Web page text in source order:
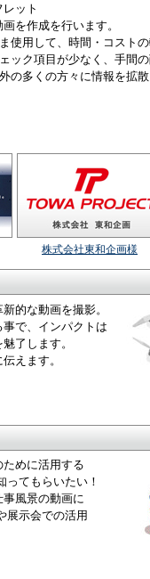
ット
を作成を行います。
用して、時間・コストの
ク項目が少なく、手間の
多くの方々に情報を拡
株式会社東和企画様
的な動画を撮影。
で、インパクトは
了します。
えます。
めに活用する
てもらいたい！
風景の動画に
展示会での活用